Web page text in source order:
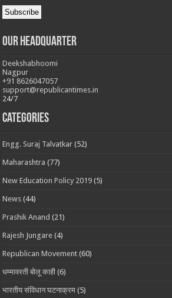
Subscribe
Our Headquarter
Deekshabhoomi
Nagpur
+91 8626047057
support@republicantimes.in
24/7
Categories
Engg. Suraj Talvatkar (52)
Maharashtra (77)
New Education Policy 2019 (5)
News (44)
Prashik Anand (21)
Rajesh Jungare (4)
Republican Movement (60)
धम्मावरती बोलू काही (6)
भारतीय संविधान घटनाक्रम (5)